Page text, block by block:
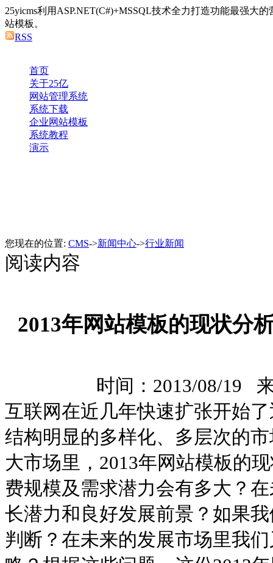
25yicms利用ASP.NET(C#)+MSSQL技术全力打造功能最强大
站模板。
RSS
首页
关于25亿
网站管理系统
系统下载
企业网站模板
系统教程
演示
您现在的位置: CMS->新闻中心->行业新闻
阅读内容
2013年网站模板的现状分
时间：2013/08/19
互联网在近几年快速扩张开始
结构明显的多样化、多层次的
大市场里，2013年网站模板的
费规模及需求潜力会有多大？
长潜力和良好发展前景？如果
判断？在未来的发展市场里我